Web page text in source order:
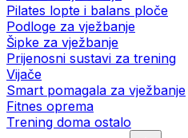
Pilates lopte i balans ploče
Podloge za vježbanje
Šipke za vježbanje
Prijenosni sustavi za trening
Vijače
Smart pomagala za vježbanje
Fitnes oprema
Trening doma ostalo